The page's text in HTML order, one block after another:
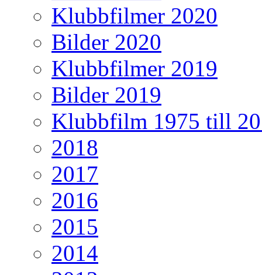
Klubbfilmer 2020
Bilder 2020
Klubbfilmer 2019
Bilder 2019
Klubbfilm 1975 till
2018
2017
2016
2015
2014